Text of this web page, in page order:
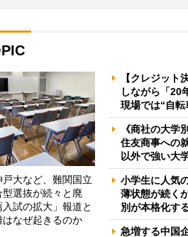
大など、難関国立
型選抜が続々と廃
試の拡大」報道と
はなぜ起きるのか
【クレジット
しながら「20
現場では“自
《商社の大学
住友商事への
以外で強い大
小学生に人気
薄状態が続く
別が本格化す
急増する中国